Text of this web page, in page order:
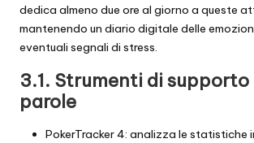
dedica almeno due ore al giorno a queste
mantenendo un diario digitale delle
eventuali segnali di stress.
3.1. Strumenti di supporto
parole
PokerTracker 4: analizza le statistiche